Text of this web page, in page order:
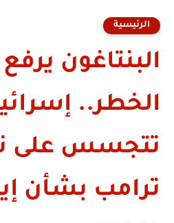
الرئيسية
البنتاغون
الخطر..
تتجسس على
ترامب بشأن